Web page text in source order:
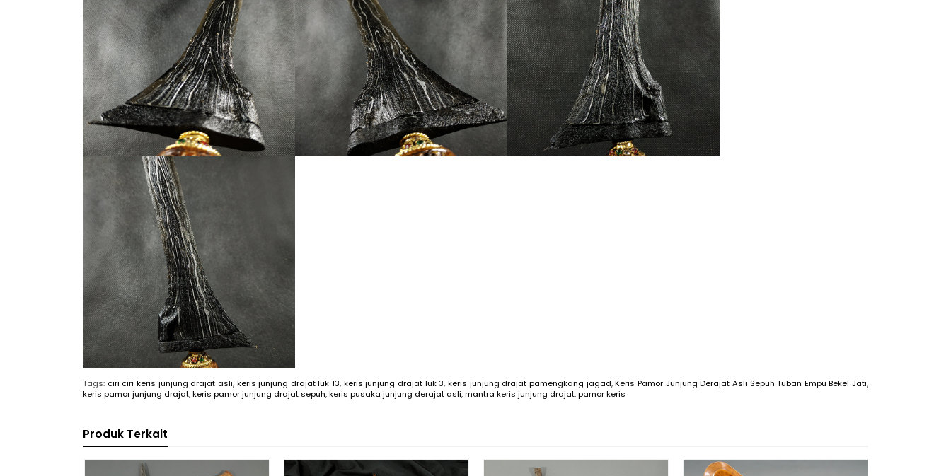
Tags: ciri ciri keris junjung drajat asli, keris junjung drajat luk 13, keris junjung drajat luk 3,keris junjung drajat pamengkang jagad,Keris Pamor Junjung Derajat Asli Sepuh Tuban Empu Bekel Jati,
keris pamor junjung drajat,keris pamor junjung drajat sepuh,keris pusaka junjung derajat asli,mantra keris junjung drajat,pamor keris
Produk Terkait